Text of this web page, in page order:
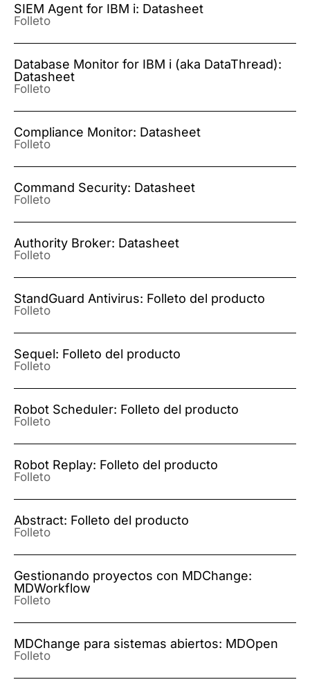
SIEM Agent for IBM i: Datasheet
Folleto
Database Monitor for IBM i (aka DataThread):
Datasheet
Folleto
Compliance Monitor: Datasheet
Folleto
Command Security: Datasheet
Folleto
Authority Broker: Datasheet
Folleto
StandGuard Antivirus: Folleto del producto
Folleto
Sequel: Folleto del producto
Folleto
Robot Scheduler: Folleto del producto
Folleto
Robot Replay: Folleto del producto
Folleto
Abstract: Folleto del producto
Folleto
Gestionando proyectos con MDChange:
MDWorkflow
Folleto
MDChange para sistemas abiertos: MDOpen
Folleto